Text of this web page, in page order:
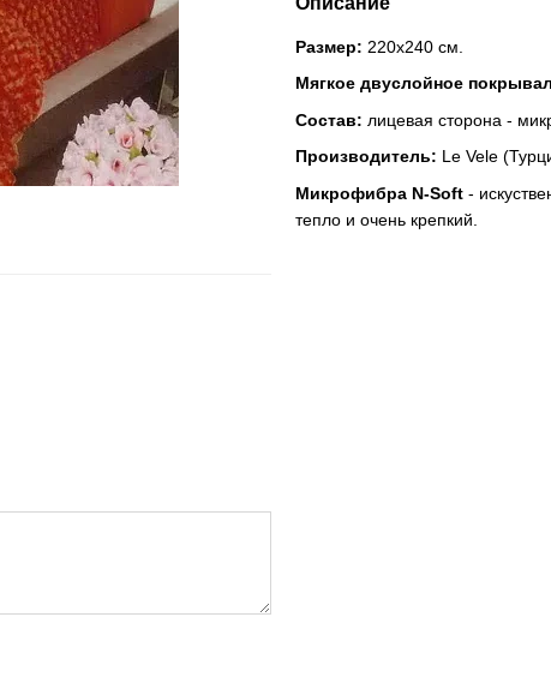
Размер: 220х240 см.
Мягкое двуслойное
Состав: лицевая сторона -
Производитель: Le Vele
Микрофибра N-Soft -
тепло и очень крепкий.